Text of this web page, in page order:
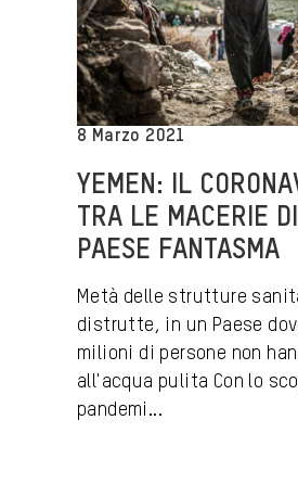
8 Marzo 2021
YEMEN: IL
TRA LE MACERIE
PAESE FANTASMA
Metà delle strutture
distrutte, in un Paese
milioni di persone non
all'acqua pulita Con lo
pandemi...